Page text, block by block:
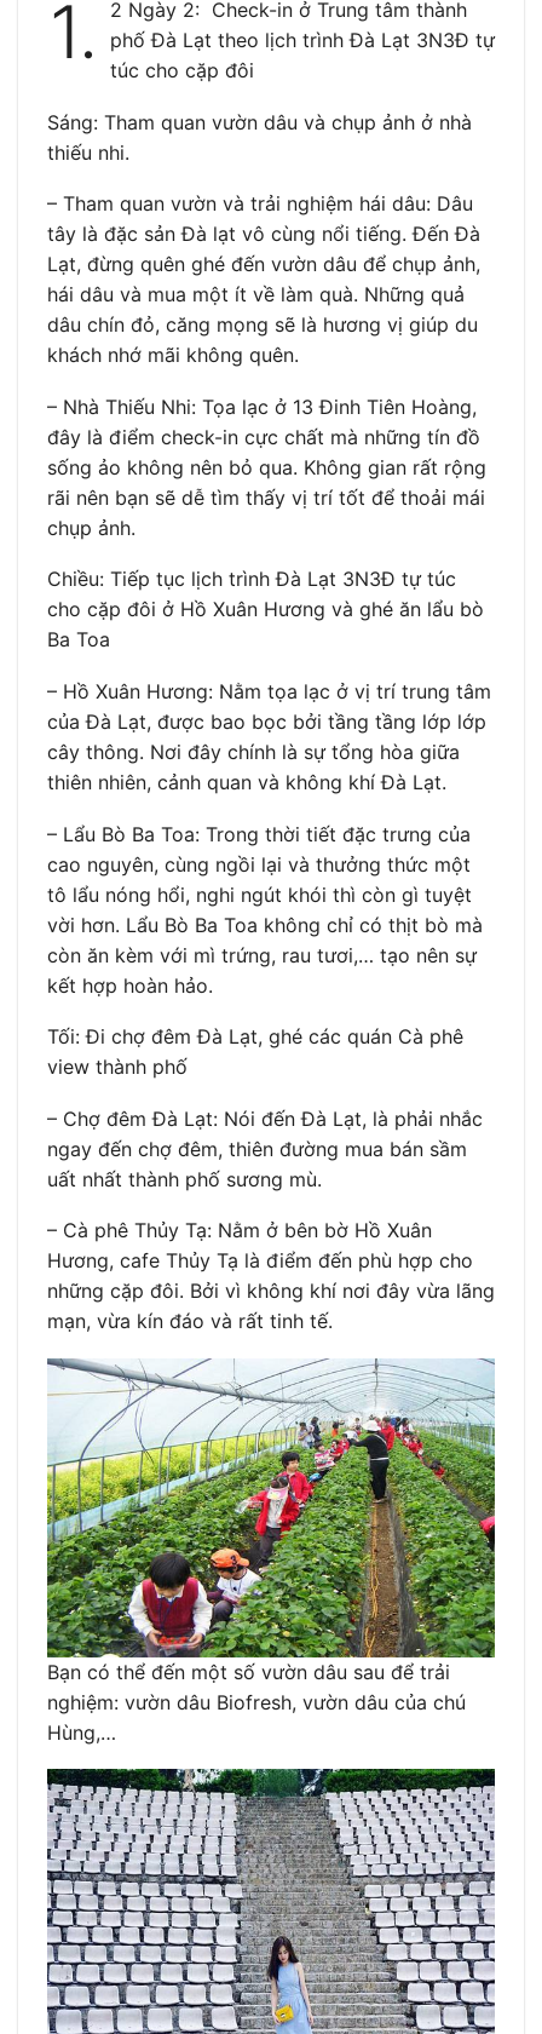
1.
2 Ngày 2: Check-in ở Trung tâm thành
phố Đà Lạt theo lịch trình Đà Lạt 3N3Đ tự
túc cho cặp đôi
Sáng: Tham quan vườn dâu và chụp ảnh ở nhà
thiếu nhi.
– Tham quan vườn và trải nghiệm hái dâu: Dâu
tây là đặc sản Đà lạt vô cùng nổi tiếng. Đến Đà
Lạt, đừng quên ghé đến vườn dâu để chụp ảnh,
hái dâu và mua một ít về làm quà. Những quả
dâu chín đỏ, căng mọng sẽ là hương vị giúp du
khách nhớ mãi không quên.
– Nhà Thiếu Nhi: Tọa lạc ở 13 Đinh Tiên Hoàng,
đây là điểm check-in cực chất mà những tín đồ
sống ảo không nên bỏ qua. Không gian rất rộng
rãi nên bạn sẽ dễ tìm thấy vị trí tốt để thoải mái
chụp ảnh.
Chiều: Tiếp tục lịch trình Đà Lạt 3N3Đ tự túc
cho cặp đôi ở Hồ Xuân Hương và ghé ăn lẩu bò
Ba Toa
– Hồ Xuân Hương: Nằm tọa lạc ở vị trí trung tâm
của Đà Lạt, được bao bọc bởi tầng tầng lớp lớp
cây thông. Nơi đây chính là sự tổng hòa giữa
thiên nhiên, cảnh quan và không khí Đà Lạt.
– Lẩu Bò Ba Toa: Trong thời tiết đặc trưng của
cao nguyên, cùng ngồi lại và thưởng thức một
tô lẩu nóng hổi, nghi ngút khói thì còn gì tuyệt
vời hơn. Lẩu Bò Ba Toa không chỉ có thịt bò mà
còn ăn kèm với mì trứng, rau tươi,… tạo nên sự
kết hợp hoàn hảo.
Tối: Đi chợ đêm Đà Lạt, ghé các quán Cà phê
view thành phố
– Chợ đêm Đà Lạt: Nói đến Đà Lạt, là phải nhắc
ngay đến chợ đêm, thiên đường mua bán sầm
uất nhất thành phố sương mù.
– Cà phê Thủy Tạ: Nằm ở bên bờ Hồ Xuân
Hương, cafe Thủy Tạ là điểm đến phù hợp cho
những cặp đôi. Bởi vì không khí nơi đây vừa lãng
mạn, vừa kín đáo và rất tinh tế.
Bạn có thể đến một số vườn dâu sau để trải
nghiệm: vườn dâu Biofresh, vườn dâu của chú
Hùng,…